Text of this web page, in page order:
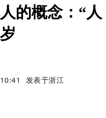
的概念：“人
发表于浙江